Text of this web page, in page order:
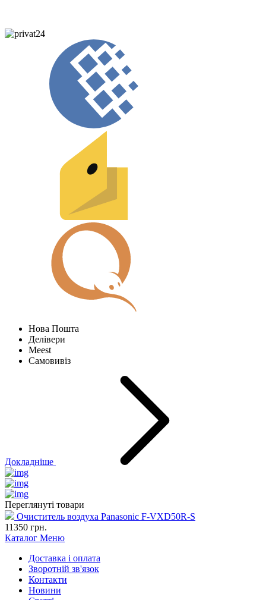
Нова Пошта
Делівери
Meest
Самовивіз
Докладніше
Переглянуті товари
Очиститель воздуха Panasonic F-VXD50R-S
11350 грн.
Каталог Меню
Доставка і оплата
Зворотній зв'язок
Контакти
Новини